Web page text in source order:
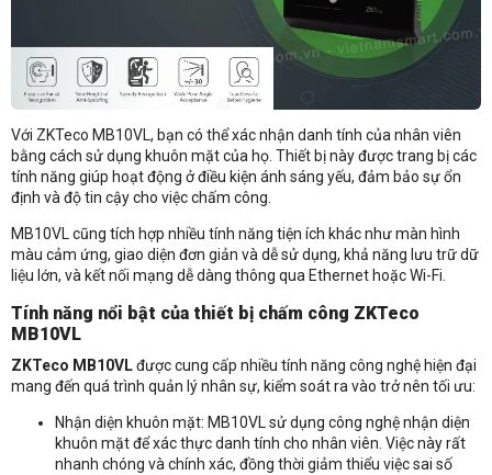
Với ZKTeco MB10VL, bạn có thể xác nhận danh tính của nhân viên
bằng cách sử dụng khuôn mặt của họ. Thiết bị này được trang bị các
tính năng giúp hoạt động ở điều kiện ánh sáng yếu, đảm bảo sự ổn
định và độ tin cậy cho việc chấm công.
MB10VL cũng tích hợp nhiều tính năng tiện ích khác như màn hình
màu cảm ứng, giao diện đơn giản và dễ sử dụng, khả năng lưu trữ dữ
liệu lớn, và kết nối mạng dễ dàng thông qua Ethernet hoặc Wi-Fi.
Tính năng nổi bật của thiết bị chấm công ZKTeco
MB10VL
ZKTeco MB10VLđược cung cấp nhiều tính năng công nghệ hiện đại
mang đến quá trình quản lý nhân sự, kiểm soát ra vào trở nên tối ưu:
Nhận diện khuôn mặt: MB10VL sử dụng công nghệ nhận diện
khuôn mặt để xác thực danh tính cho nhân viên. Việc này rất
nhanh chóng và chính xác, đồng thời giảm thiểu việc sai số